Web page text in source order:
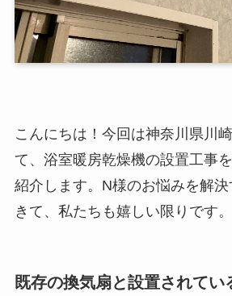
こんにちは！今回は神奈川県川
て、浴室暖房乾燥機の設置工事
紹介します。N様のお悩みを解
きて、私たちも嬉しい限りです。
既存の換気扇と設置されてい